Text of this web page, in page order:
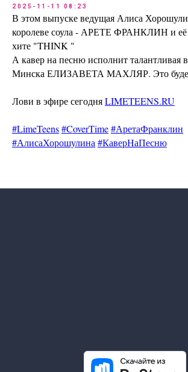
2025-11-11 08:23
В этом выпуске ведущая Алиса
королеве соула - АРЕТЕ ФРАНКЛИН и её
хите "THINK "
А кавер на песню исполнит талантливая
Минска ЕЛИЗАВЕТА МАХЛЯР. Это
Лови в эфире сегодняLIMETEENS.RU
#LimeTeens#CoverTime#АретаФранклин
#АлисаХорошулина #КаверНаПесню
Наши соцсети
© 2026 Все права защищены.
Контакты
Поддержи проект